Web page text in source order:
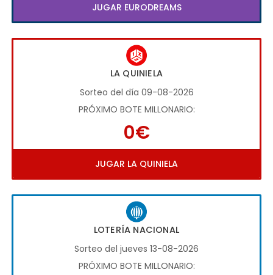
JUGAR EURODREAMS
LA QUINIELA
Sorteo del día 09-08-2026
PRÓXIMO BOTE MILLONARIO:
0€
JUGAR LA QUINIELA
LOTERÍA NACIONAL
Sorteo del jueves 13-08-2026
PRÓXIMO BOTE MILLONARIO: